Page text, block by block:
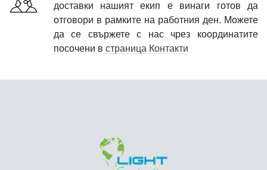
доставки нашият екип е винаги готов да
отговори в рамките на работния ден. Можете
да се свържете с нас чрез координатите
посочени в страница Контакти